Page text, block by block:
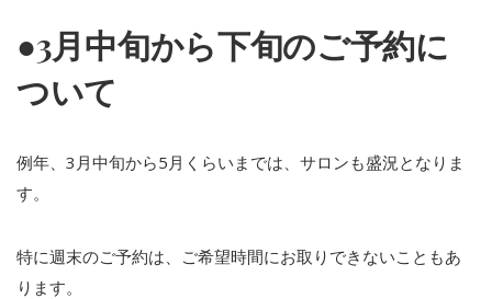
●3月中旬から下旬のご予約に
ついて
例年、3月中旬から5月くらいまでは、サロンも盛況となりま
す。
特に週末のご予約は、ご希望時間にお取りできないこともあ
ります。